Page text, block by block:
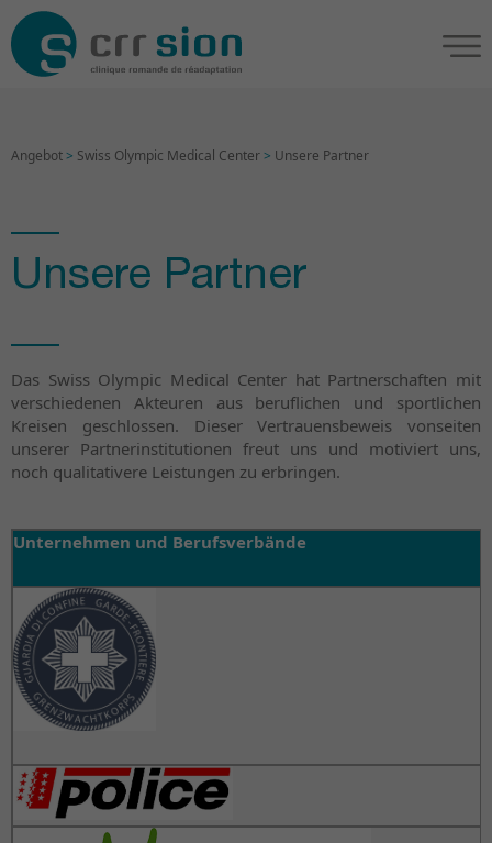
Angebot> Swiss Olympic Medical Center> Unsere Partner
Unsere Partner
Das Swiss Olympic Medical Center hat Partnerschaften mit
verschiedenen Akteuren aus beruflichen und sportlichen
Kreisen geschlossen. Dieser Vertrauensbeweis vonseiten
unserer Partnerinstitutionen freut uns und motiviert uns,
noch qualitativere Leistungen zu erbringen.
Unternehmen und Berufsverbände